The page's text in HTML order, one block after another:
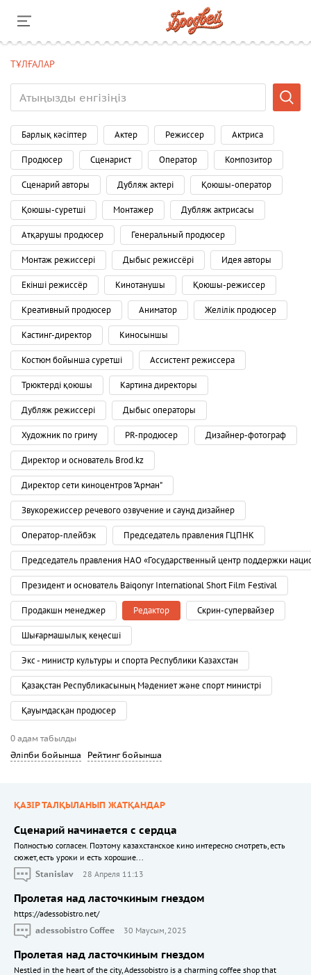
ТҰЛҒАЛАР
Барлық кәсіптер Актер Режиссер Актриса
Продюсер Сценарист Оператор Композитор
Сценарий авторы Дубляж актері Қоюшы-оператор
Қоюшы-суретші Монтажер Дубляж актрисасы
Атқарушы продюсер Генеральный продюсер
Монтаж режиссері Дыбыс режиссёрі Идея авторы
Екінші режиссёр Кинотанушы Қоюшы-режиссер
Креативный продюсер Аниматор Желілік продюсер
Кастинг-директор Киносыншы
Костюм бойынша суретші Ассистент режиссера
Трюктерді қоюшы Картина директоры
Дубляж режиссері Дыбыс операторы
Художник по гриму PR-продюсер Дизайнер-фотограф
Директор и основатель Brod.kz
Директор сети киноцентров "Арман"
Звукорежиссер речевого озвучение и саунд дизайнер
Оператор-плейбэк Председатель правления ГЦПНК
Председатель правления НАО «Государственный центр поддержки
Президент и основатель Baiqonyr International Short Film Festival
Продакшн менеджер Редактор Скрин-супервайзер
Шығармашылық кеңесші
Экс - министр культуры и спорта Республики Казахстан
Қазақстан Республикасының Мәдениет және спорт министрі
Қауымдасқан продюсер
0 адам табылды
Әліпби бойынша
Рейтинг бойынша
ҚАЗІР ТАЛҚЫЛАНЫП ЖАТҚАНДАР
Сценарий начинается с сердца
Полностью согласен. Поэтому казахстанское кино интересно смотреть, есть
сюжет, есть уроки и есть хорошие...
Stanislav
28 Апреля 11:13
Пролетая над ласточкиным гнездом
https://adessobistro.net/
adessobistro Coffee
30 Маусым, 2025
Пролетая над ласточкиным гнездом
Nestled in the heart of the city, Adessobistro is a charming coffee shop that